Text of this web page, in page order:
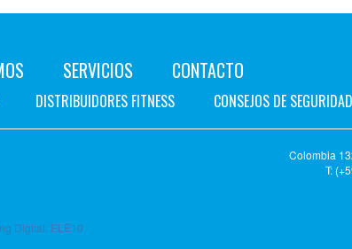
SERVICIOS CONTACTO
DISTRIBUIDORES FITNESS CONSEJOS DE SEGURIDAD
Colombia
T:
Digital: ELE10